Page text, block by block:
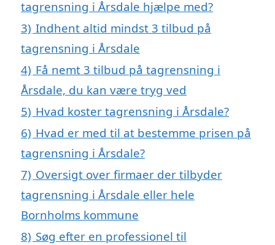
tagrensning i Årsdale hjælpe med?
3) Indhent altid mindst 3 tilbud på
tagrensning i Årsdale
4) Få nemt 3 tilbud på tagrensning i
Årsdale, du kan være tryg ved
5) Hvad koster tagrensning i Årsdale?
6) Hvad er med til at bestemme prisen på
tagrensning i Årsdale?
7) Oversigt over firmaer der tilbyder
tagrensning i Årsdale eller hele
Bornholms kommune
8) Søg efter en professionel til